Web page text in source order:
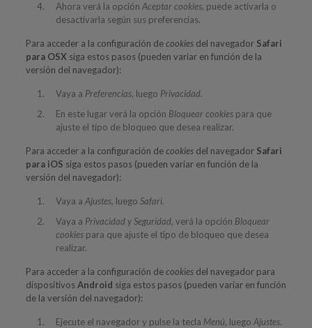
Ahora verá la opción Aceptar cookies, puede activarla o
desactivarla según sus preferencias.
Para acceder a la configuración decookiesdel navegador Safari
para OSXsiga estos pasos (pueden variar en función de la
versión del navegador):
Vaya a Preferencias, luego Privacidad.
En este lugar verá la opción Bloquear cookiespara que
ajuste el tipo de bloqueo que desea realizar.
Para acceder a la configuración decookiesdel navegador Safari
para iOS siga estos pasos (pueden variar en función de la
versión del navegador):
Vaya a Ajustes, luego Safari.
Vaya a Privacidad y Seguridad, verá la opción Bloquear
cookiespara que ajuste el tipo de bloqueo que desea
realizar.
Para acceder a la configuración decookiesdel navegador para
dispositivosAndroid siga estos pasos (pueden variar en función
de la versión del navegador):
Ejecute el navegador y pulse la tecla Menú, luego Ajustes.